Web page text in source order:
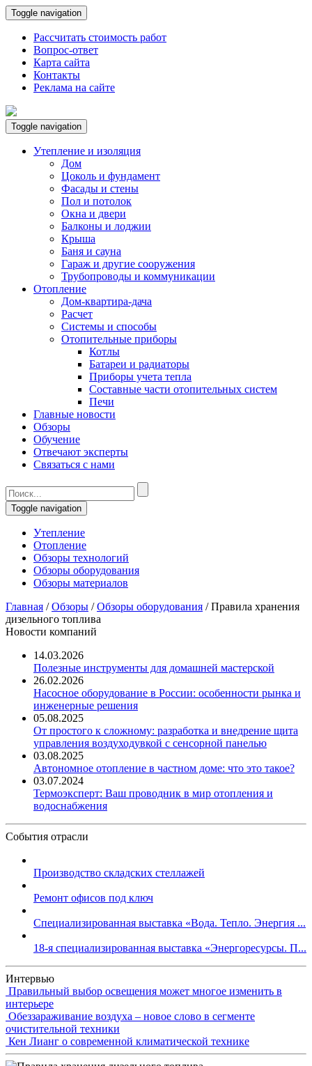
Toggle navigation
Рассчитать стоимость работ
Вопрос-ответ
Карта сайта
Контакты
Реклама на сайте
Toggle navigation
Утепление и изоляция
Дом
Цоколь и фундамент
Фасады и стены
Пол и потолок
Окна и двери
Балконы и лоджии
Крыша
Баня и сауна
Гараж и другие сооружения
Трубопроводы и коммуникации
Отопление
Дом-квартира-дача
Расчет
Системы и способы
Отопительные приборы
Котлы
Батареи и радиаторы
Приборы учета тепла
Составные части отопительных систем
Печи
Главные новости
Обзоры
Обучение
Отвечают эксперты
Связаться с нами
Toggle navigation
Утепление
Отопление
Обзоры технологий
Обзоры оборудования
Обзоры материалов
Главная /Обзоры /Обзоры оборудования /Правила хранения
дизельного топлива
Новости компаний
14.03.2026
Полезные инструменты для домашней мастерской
26.02.2026
Насосное оборудование в России: особенности рынка и
инженерные решения
05.08.2025
От простого к сложному: разработка и внедрение щита
управления воздуходувкой с сенсорной панелью
03.08.2025
Автономное отопление в частном доме: что это такое?
03.07.2024
Термоэксперт: Ваш проводник в мир отопления и
водоснабжения
События отрасли
Производство складских стеллажей
Ремонт офисов под ключ
Специализированная выставка «Вода. Тепло. Энергия ...
18-я специализированная выставка «Энергоресурсы. П...
Интервью
Правильный выбор освещения может многое изменить в
интерьере
Обеззараживание воздуха – новое слово в сегменте
очистительной техники
Кен Лианг о современной климатической технике